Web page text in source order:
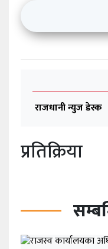
राजधानी न्युज डेस्क
प्रतिक्रिया